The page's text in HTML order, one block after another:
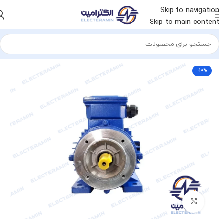
Skip to navigation
Skip to main content
خانه الکتروموتور الکتروموتور چینی الکتروموتور ایده ال
-10%
برای بزرگنمایی کلیک کنید